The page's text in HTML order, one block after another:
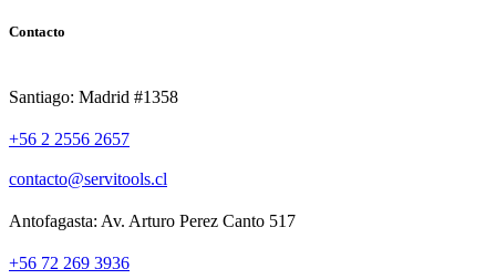
Contacto
Santiago: Madrid #1358
+56 2 2556 2657
contacto@servitools.cl
Antofagasta: Av. Arturo Perez Canto 517
+56 72 269 3936